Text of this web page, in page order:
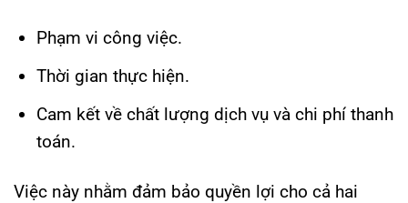
Phạm vi công việc.
Thời gian thực hiện.
Cam kết về chất lượng dịch vụ và chi phí thanh
toán.
Việc này nhằm đảm bảo quyền lợi cho cả hai